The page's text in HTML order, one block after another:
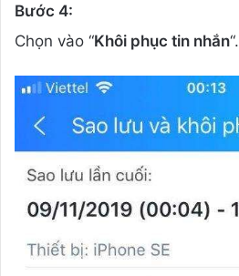
Bước 4:
Chọn vào “Khôi phục tin nhắn“.